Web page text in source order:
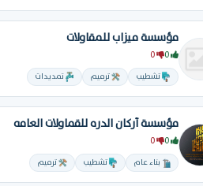
مؤسسة ميزاب للمقاولات
0
0
تشطيب ترميم تمديدات
مؤسسة أركان الدره للقماولات العامه
0
0
بناء عام تشطيب ترميم